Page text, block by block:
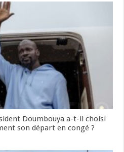
Doumbouya a-t-il choisi
son départ en congé ?